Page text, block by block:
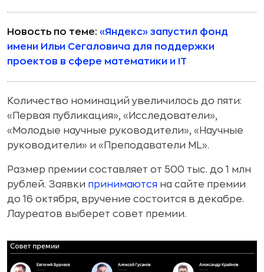
Новость по теме: «Яндекс» запустил фонд
имени Ильи Сегаловича для поддержки
проектов в сфере математики и IT
Количество номинаций увеличилось до пяти:
«Первая публикация», «Исследователи»,
«Молодые научные руководители», «Научные
руководители» и «Преподаватели ML».
Размер премии составляет от 500 тыс. до 1 млн
рублей. Заявки принимаются на сайте премии
до 16 октября, вручение состоится в декабре.
Лауреатов выберет совет премии.